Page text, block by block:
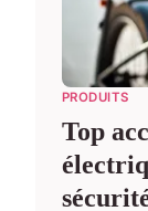
PRODUITS
Top